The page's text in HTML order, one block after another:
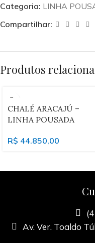
Categoria: LINHA
Compartilhar:
Produtos
CHALÉ ARACAJÚ –
LINHA POUSADA
R$ 44.850,00
Av. Ver. Toaldo